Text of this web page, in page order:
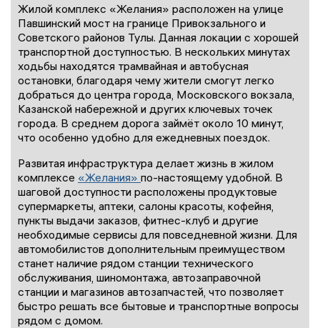
Жилой комплекс «Желания» расположен на улице
Павшинский мост на границе Привокзального и
Советского районов Тулы. Данная локации с хорошей
транспортной доступностью. В нескольких минутах
ходьбы находятся трамвайная и автобусная
остановки, благодаря чему жители смогут легко
добраться до центра города, Московского вокзала,
Казанской набережной и других ключевых точек
города. В среднем дорога займёт около 10 минут,
что особенно удобно для ежедневных поездок.
Развитая инфраструктура делает жизнь в жилом
комплексе «Желания» по-настоящему удобной. В
шаговой доступности расположены продуктовые
супермаркеты, аптеки, салоны красоты, кофейня,
пункты выдачи заказов, фитнес-клуб и другие
необходимые сервисы для повседневной жизни. Для
автомобилистов дополнительным преимуществом
станет наличие рядом станции технического
обслуживания, шиномонтажа, автозаправочной
станции и магазинов автозапчастей, что позволяет
быстро решать все бытовые и транспортные вопросы
рядом с домом.